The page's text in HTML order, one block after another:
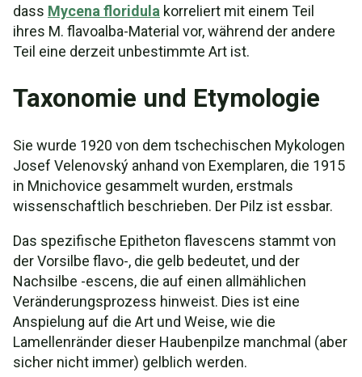
dass Mycena floridula korreliert mit einem Teil
ihres M. flavoalba-Material vor, während der andere
Teil eine derzeit unbestimmte Art ist.
Taxonomie und Etymologie
Sie wurde 1920 von dem tschechischen Mykologen
Josef Velenovský anhand von Exemplaren, die 1915
in Mnichovice gesammelt wurden, erstmals
wissenschaftlich beschrieben. Der Pilz ist essbar.
Das spezifische Epitheton flavescens stammt von
der Vorsilbe flavo-, die gelb bedeutet, und der
Nachsilbe -escens, die auf einen allmählichen
Veränderungsprozess hinweist. Dies ist eine
Anspielung auf die Art und Weise, wie die
Lamellenränder dieser Haubenpilze manchmal (aber
sicher nicht immer) gelblich werden.